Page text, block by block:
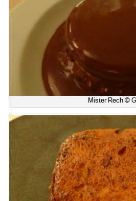
Mister Rech ©